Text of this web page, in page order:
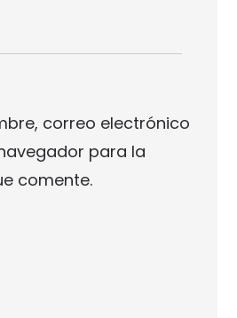
correo electrónico
para la
comente.